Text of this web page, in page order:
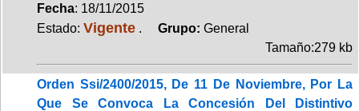
Fecha: 18/11/2015
Estado: Vigente . Grupo: General
Tamaño:279 kb
Orden Ssi/2400/2015, De 11 De Noviembre, Por La
Que Se Convoca La Concesión Del Distintivo